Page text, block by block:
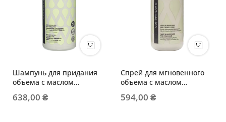
Шампунь для придания
объема с маслом
маслом
638,00 ₴
Спрей для мгновенного
объема с маслом
маслом
594,00 ₴